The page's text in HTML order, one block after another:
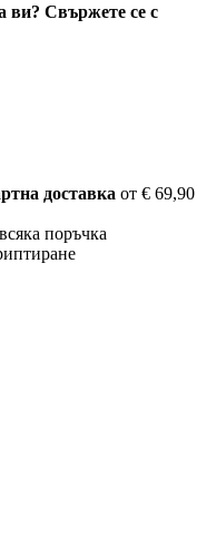
ви? Свържете се с
доставка от € 69,90
поръчка